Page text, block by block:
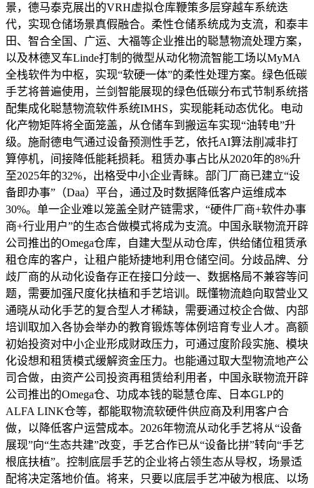
景，德马泰克展出的VRH虚拟仓库鞭策多层穿越车系统迭
代，实现仓储场景真假融合。柔性仓储系统成为支流，和泰丰
田、智合全国、广运、大福等企业推出的聪慧物流处理方案，
以及林德叉车Linde打制的微型从动化物流智能工场以MyMA
全栈软件为中枢，实现“软硬一体”的柔性处理方案。绿色低碳
手艺将普遍使用，兰剑智能展现的绿色低碳分布式节制系统搭
配集成化聪慧物流软件系统IMHS，实现能耗动态优化。电动
化产物矩阵将全面笼盖，从仓储车到搬运车实现“油转电”升
级。施耐德电气通过设备预测性手艺，依托AI算法削减非打
算停机，间接降低能耗损耗。租赁办事占比从2020年的8%升
至2025年的32%，出格受中小企业青睐。部门厂商已建立“设
备即办事”（Daa）平台，通过及时数据降低客户运维成本
30%。单一企业难以笼盖全财产链需求，“硬件厂商+软件办事
商+行业用户”的生态合做模式将成为支流。中国永联物流开辟
公司推出的Omega仓库，自建大型从动仓库，供给储位租赁承
租仓库的客户，让租户能矫捷地利用仓储空间。分歧品牌、分
歧厂商的从动化设备存正在接口分歧一、数据格局不兼容等问
题，需要加强尺度化扶植和手艺培训。既懂物流趋向取营业又
通晓从动化手艺的复合型人才稀缺，需要通过校企合做、内部
培训取加入各协会举办的教育锻炼等体例培育专业人才。高额
初始投资对中小企业形成财政压力，可通过度阶段实施、模块
化设想和租赁模式缓解资金压力。也能通过取大型物流地产公
司合做，由资产公司投资再租赁给利用者，中国永联物流开辟
公司推出的Omega仓、功成本钱的聪慧仓库、日本GLP的
ALFA LINK仓等，都能取物流软硬件供应商及利用客户合
做，以降低客户运营成本。2026年物流从动化手艺将从“设备
展现”向“生态共建”改变，手艺合作已从“设备比拼”转向“手艺
根底扶植”。控制底层手艺的企业将占领生态从导权，场景适
配将决定落地价值。将来，只要以底层手艺冲破为根底、以场